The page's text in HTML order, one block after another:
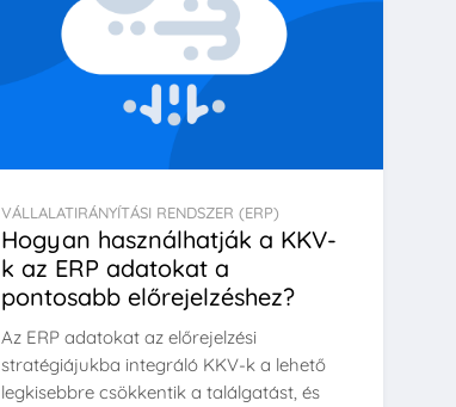
VÁLLALATIRÁNYÍTÁSI RENDSZER (ERP)
Hogyan használhatják a KKV-
k az ERP adatokat a
pontosabb előrejelzéshez?
Az ERP adatokat az előrejelzési
stratégiájukba integráló KKV-k a lehető
legkisebbre csökkentik a találgatást, és